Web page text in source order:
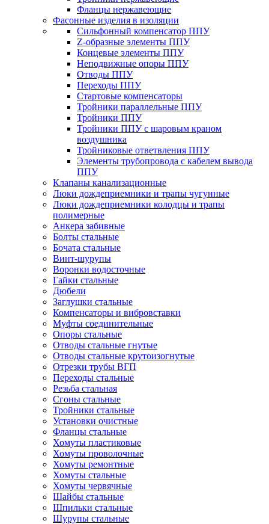
Фланцы нержавеющие
Фасонные изделия в изоляции
Cильфонный компенсатор ППУ
Z-образные элементы ППУ
Концевые элементы ППУ
Неподвижные опоры ППУ
Отводы ППУ
Переходы ППУ
Стартовые компенсаторы
Тройники параллельные ППУ
Тройники ППУ
Тройники ППУ с шаровым краном
воздушника
Тройниковые ответвления ППУ
Элементы трубопровода с кабелем вывода
ППУ
Клапаны канализационные
Люки дождеприемники и трапы чугунные
Люки дождеприемники колодцы и трапы
полимерные
Анкера забивные
Болты стальные
Бочата стальные
Винт-шурупы
Воронки водосточные
Гайки стальные
Дюбели
Заглушки стальные
Компенсаторы и вибровставки
Муфты соединительные
Опоры стальные
Отводы стальные гнутые
Отводы стальные крутоизогнутые
Отрезки трубы ВГП
Переходы стальные
Резьба стальная
Сгоны стальные
Тройники стальные
Установки очистные
Фланцы стальные
Хомуты пластиковые
Хомуты проволочные
Хомуты ремонтные
Хомуты стальные
Хомуты червячные
Шайбы стальные
Шпильки стальные
Шурупы стальные